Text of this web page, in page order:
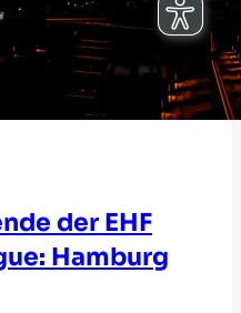
der EHF
Hamburg